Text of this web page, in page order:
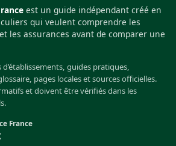
est un guide indépendant créé en
qui veulent comprendre les
les assurances avant de comparer une
d’établissements, guides pratiques,
pages locales et sources officielles.
et doivent être vérifiés dans les
France